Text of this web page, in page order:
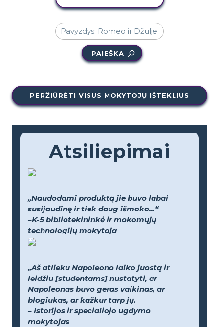
PAIEŠKA
PERŽIŪRĖTI VISUS MOKYTOJŲ IŠTEKLIUS
Atsiliepimai
„Naudodami produktą jie buvo labai
susijaudinę ir tiek daug išmoko...“
–K-5 bibliotekininkė ir mokomųjų
technologijų mokytoja
„Aš atlieku Napoleono laiko juostą ir
leidžiu [studentams] nustatyti, ar
Napoleonas buvo geras vaikinas, ar
blogiukas, ar kažkur tarp jų.
– Istorijos ir specialiojo ugdymo
mokytojas